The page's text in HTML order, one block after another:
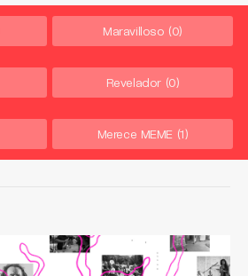
Maravilloso (0)
Revelador (0)
Merece MEME (1)